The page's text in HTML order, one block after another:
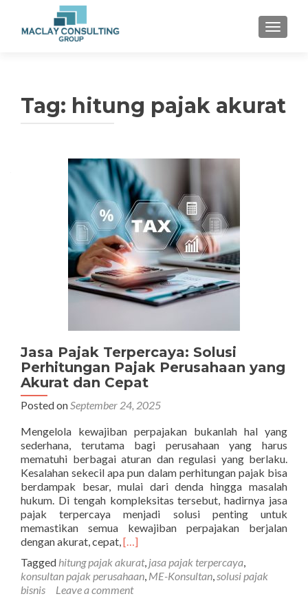
Tag: hitung pajak akurat
Jasa Pajak Terpercaya: Solusi
Perhitungan Pajak Perusahaan yang
Akurat dan Cepat
Posted onSeptember 24, 2025
Mengelola kewajiban perpajakan bukanlah hal yang
sederhana, terutama bagi perusahaan yang harus
mematuhi berbagai aturan dan regulasi yang berlaku.
Kesalahan sekecil apa pun dalam perhitungan pajak bisa
berdampak besar, mulai dari denda hingga masalah
hukum. Di tengah kompleksitas tersebut, hadirnya jasa
pajak terpercaya menjadi solusi penting untuk
memastikan semua kewajiban perpajakan berjalan
dengan akurat, cepat,Read
about
Jasa
Pajak
[…]
Tagged hitung pajak akurat, jasa pajak terpercaya,
konsultan pajak perusahaan, ME-Konsultan,solusi pajak
bisnis
Leave a comment